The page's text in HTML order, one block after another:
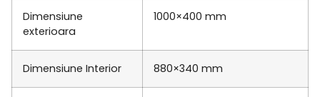
Dimensiune
exterioara
1000×400 mm
Dimensiune Interior 880×340 mm